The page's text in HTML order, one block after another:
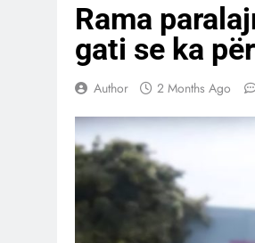
Rama
gati se ka
Author 2 Months Ago